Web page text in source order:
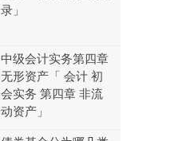
录」
中级会计实务第四章
无形资产「 会计 初
会实务 第四章 非流
动资产」